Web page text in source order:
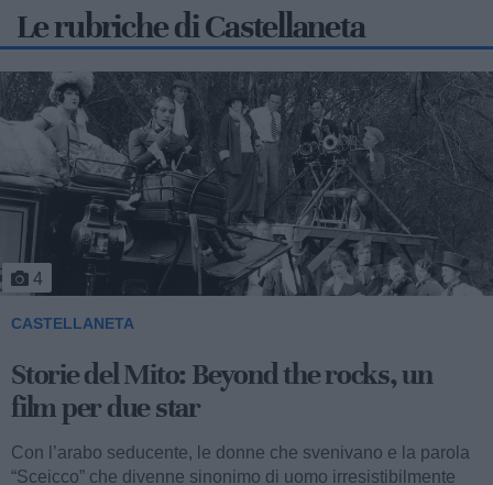
Le rubriche di Castellaneta
5
CASTELLANETA
Storie del Mito: Uno sceicco esuberante
Valentino fu consacrato attore internazionale, come abbiamo
visto, con il film “I quattro cavalieri dell’Apocalisse”. Così
cominciava...